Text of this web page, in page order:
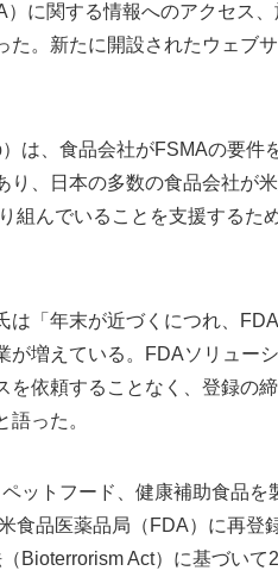
に関する情報へのアクセス
た。新たに開設されたウェブ
は、食品会社がFSMAの要件
、日本の多数の食品会社が
組んでいることを支援するた
「年末が近づくにつれ、
増えている。FDAソリュー
依頼することなく、登録の
った。
ットフード、健康補助食品を
食品医薬品局（FDA）に再登
Bioterrorism Act）に基づいて